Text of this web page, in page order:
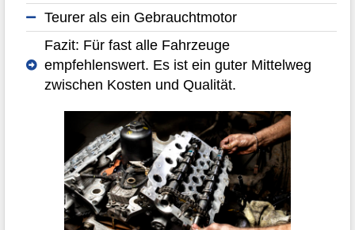
Teurer als ein Gebrauchtmotor
Fazit: Für fast alle Fahrzeuge
empfehlenswert. Es ist ein guter Mittelweg
zwischen Kosten und Qualität.